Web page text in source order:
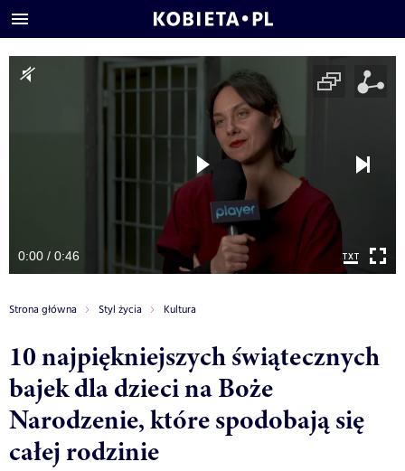
0:00 / 0:46
Strona główna Styl życia Kultura
10 najpiękniejszych świątecznych
bajek dla dzieci na Boże
Narodzenie, które spodobają się
całej rodzinie